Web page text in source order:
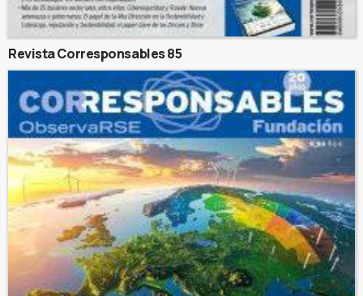
Revista Corresponsables 85